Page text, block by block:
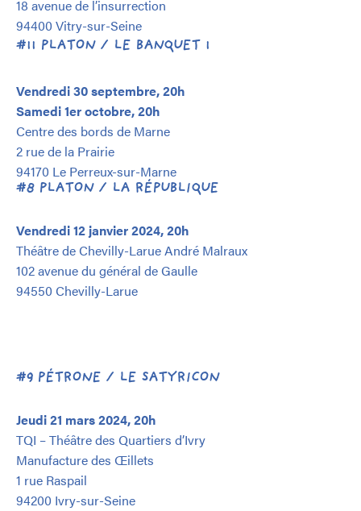
18 avenue de l’insurrection
94400 Vitry-sur-Seine
#11 PLATON / LE BANQUET 1
Vendredi 30 septembre, 20h
Samedi 1er octobre, 20h
Centre des bords de Marne
2 rue de la Prairie
94170 Le Perreux-sur-Marne
#8 PLATON / LA RÉPUBLIQUE
Vendredi 12 janvier 2024, 20h
Théâtre de Chevilly-Larue André Malraux
102 avenue du général de Gaulle
94550 Chevilly-Larue
#9 PÉTRONE / LE SATYRICON
Jeudi 21 mars 2024, 20h
TQI – Théâtre des Quartiers d’Ivry
Manufacture des Œillets
1 rue Raspail
94200 Ivry-sur-Seine